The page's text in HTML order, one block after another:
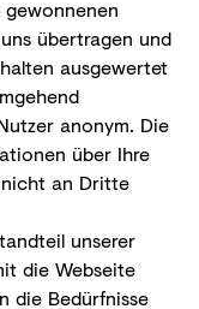
übertragen und
ausgewertet
anonym. Die
über Ihre
nicht an Dritte
unserer
die Webseite
die Bedürfnisse